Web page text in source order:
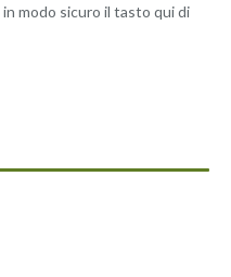
modo sicuro il tasto qui di